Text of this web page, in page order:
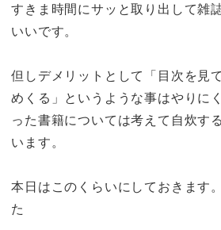
すきま時間にサッと取り出して雑
いいです。
但しデメリットとして「目次を見
めくる」というような事はやりに
った書籍については考えて自炊す
います。
本日はこのくらいにしておきます
た